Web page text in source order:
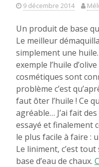
9 décembre 2014
Un produit de base
Le meilleur
simplement une
exemple l’huile
cosmétiques sont
problème c’est
faut ôter l’huile ! Ce
agréable… J’ai fait
essayé et finalement
le plus facile à faire :
Le liniment, c’est
base d’eau de chaux.